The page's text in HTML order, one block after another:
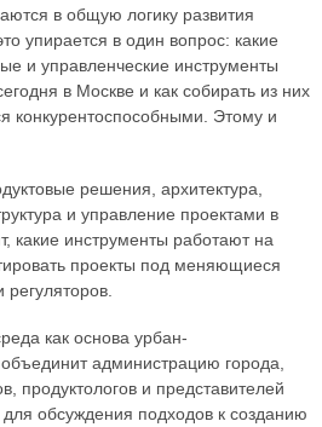
в общую логику развития
упирается в один вопрос: какие
и управленческие инструменты
в Москве и как собирать из них
конкурентоспособными. Этому и
решения, архитектура,
и управление проектами в
какие инструменты работают на
проекты под меняющиеся
как основа урбан-
администрацию города,
продуктологов и представителей
обсуждения подходов к созданию